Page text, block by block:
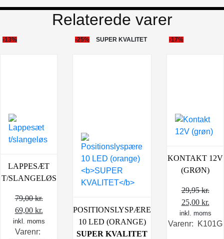
Relaterede varer
-13%
LAPPESÆT
T/SLANGELØS
79,00kr.
Den
oprindelige
pris
69,00 kr.
aktuelle
inkl. moms
Varenr:
-25% SUPER KVALITET
POSITIONSLYSPÆRE
10 LED (ORANGE)
SUPER KVALITET
-17%
KONTAKT 12V
(GRØN)
29,95kr.
Den
oprindelige
pris
25,00 kr.
pris
inkl. moms
Varenr: K101G